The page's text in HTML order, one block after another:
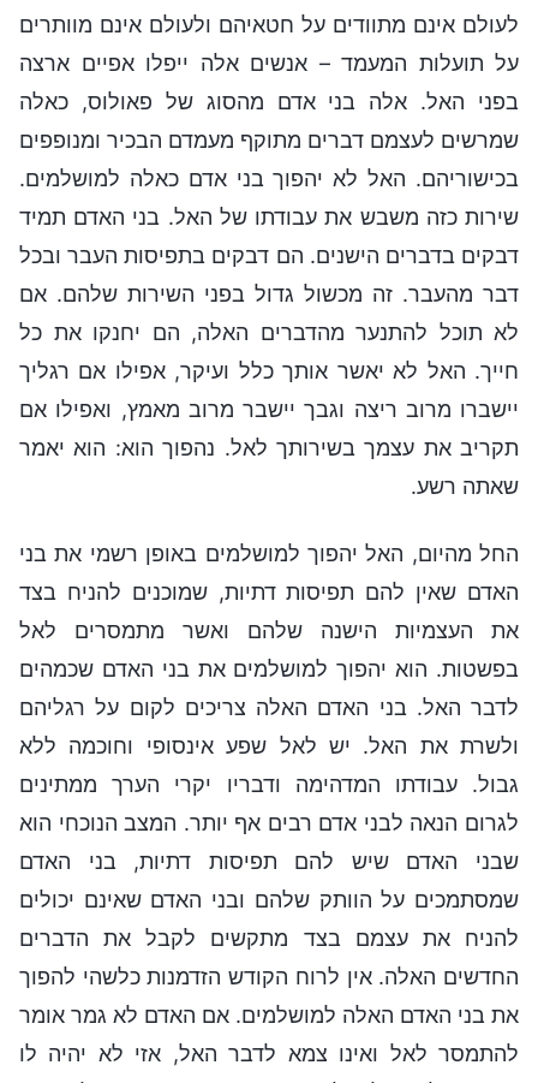
לעולם אינם מתוודים על חטאיהם ולעולם אינם מוותרים
על תועלות המעמד – אנשים אלה ייפלו אפיים ארצה
בפני האל. אלה בני אדם מהסוג של פאולוס, כאלה
שמרשים לעצמם דברים מתוקף מעמדם הבכיר ומנופפים
בכישוריהם. האל לא יהפוך בני אדם כאלה למושלמים.
שירות כזה משבש את עבודתו של האל. בני האדם תמיד
דבקים בדברים הישנים. הם דבקים בתפיסות העבר ובכל
דבר מהעבר. זה מכשול גדול בפני השירות שלהם. אם
לא תוכל להתנער מהדברים האלה, הם יחנקו את כל
חייך. האל לא יאשר אותך כלל ועיקר, אפילו אם רגליך
יישברו מרוב ריצה וגבך יישבר מרוב מאמץ, ואפילו אם
תקריב את עצמך בשירותך לאל. נהפוך הוא: הוא יאמר
שאתה רשע.
החל מהיום, האל יהפוך למושלמים באופן רשמי את בני
האדם שאין להם תפיסות דתיות, שמוכנים להניח בצד
את העצמיות הישנה שלהם ואשר מתמסרים לאל
בפשטות. הוא יהפוך למושלמים את בני האדם שכמהים
לדבר האל. בני האדם האלה צריכים לקום על רגליהם
ולשרת את האל. יש לאל שפע אינסופי וחוכמה ללא
גבול. עבודתו המדהימה ודבריו יקרי הערך ממתינים
לגרום הנאה לבני אדם רבים אף יותר. המצב הנוכחי הוא
שבני האדם שיש להם תפיסות דתיות, בני האדם
שמסתמכים על הוותק שלהם ובני האדם שאינם יכולים
להניח את עצמם בצד מתקשים לקבל את הדברים
החדשים האלה. אין לרוח הקודש הזדמנות כלשהי להפוך
את בני האדם האלה למושלמים. אם האדם לא גמר אומר
להתמסר לאל ואינו צמא לדבר האל, אזי לא יהיה לו